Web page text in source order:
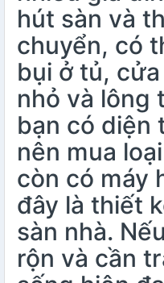
hút sàn và
chuyển, có
bụi ở tủ,
nhỏ và lông
bạn có diện
nên mua
còn có máy
đây là thiết
sàn nhà.
rộn và cần